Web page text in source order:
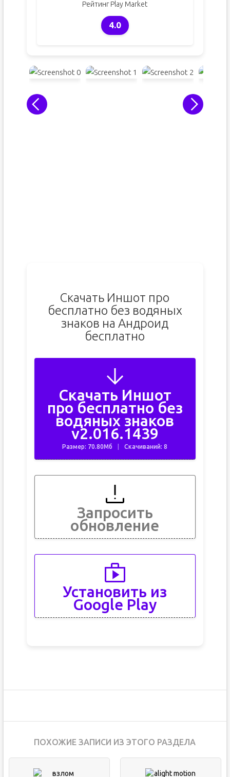
Рейтинг Play Market
4.0
Скачать Иншот про
бесплатно без водяных
знаков на Андроид
бесплатно
Скачать Иншот
про бесплатно без
водяных знаков
v2.016.1439
Размер: 70.80Мб Скачиваний: 8
Запросить
обновление
Установить из
Google Play
ПОХОЖИЕ ЗАПИСИ ИЗ ЭТОГО РАЗДЕЛА